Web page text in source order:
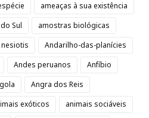
ameaças à sua existência
Sul
amostras biológicas
Andarilho-das-planícies
Andes peruanos
Anfíbio
Angra dos Reis
exóticos
animais sociáveis